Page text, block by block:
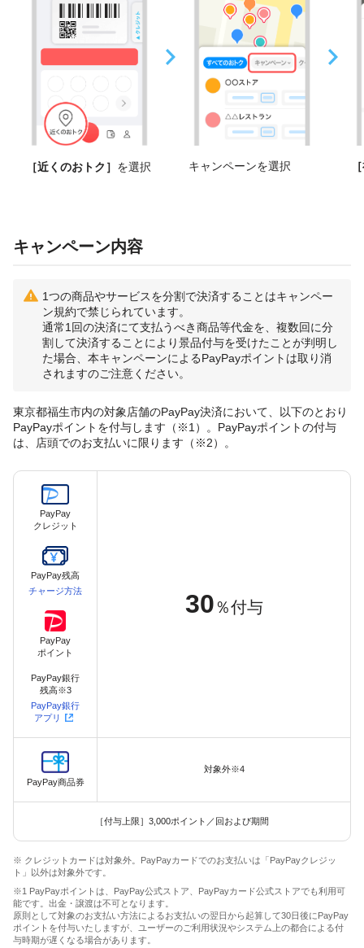
［近くのおトク］ を選択 キャンペーンを選択
キャンペーン内容
1つの商品やサービスを分割で決済することはキャンペー
ン規約で禁じられています。
通常1回の決済にて支払うべき商品等代金を、複数回に分
割して決済することにより景品付与を受けたことが判明し
た場合、本キャンペーンによるPayPayポイントは取り消
されますのご注意ください。
東京都福生市内の対象店舗のPayPay決済において、以下のとおり
PayPayポイントを付与します（※1）。PayPayポイントの付与
は、店頭でのお支払いに限ります（※2）。
PayPay
クレジット
PayPay残高
チャージ方法
PayPay
ポイント
PayPay銀行
残高※3
PayPay銀行
アプリ
30 ％付与
PayPay商品券
対象外※4
［付与上限］3,000ポイント／回および期間
※ クレジットカードは対象外。PayPayカードでのお支払いは「PayPayクレジッ
ト」以外は対象外です。
※1 PayPayポイントは、PayPay公式ストア、PayPayカード公式ストアでも利用可
能です。出金・譲渡は不可となります。
原則として対象のお支払い方法によるお支払いの翌日から起算して30日後にPayPay
ポイントを付与いたしますが、ユーザーのご利用状況やシステム上の都合による付
与時期が遅くなる場合があります。